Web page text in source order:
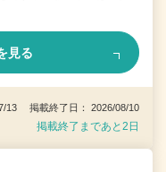
見る
13 掲載終了日： 2026/08/10
掲載終了まであと2日